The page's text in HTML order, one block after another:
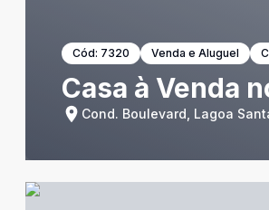
Cód: 7320 Venda e Aluguel
Casa à Venda
Cond. Boulevard, Lagoa